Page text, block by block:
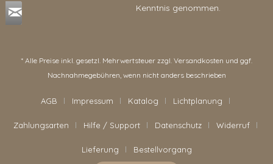
Kenntnis genommen.
* Alle Preise inkl. gesetzl. Mehrwertsteuer zzgl. Versandkosten und ggf.
Nachnahmegebühren, wenn nicht anders beschrieben
AGB Impressum Katalog Lichtplanung
Zahlungsarten Hilfe / Support Datenschutz Widerruf
Lieferung Bestellvorgang